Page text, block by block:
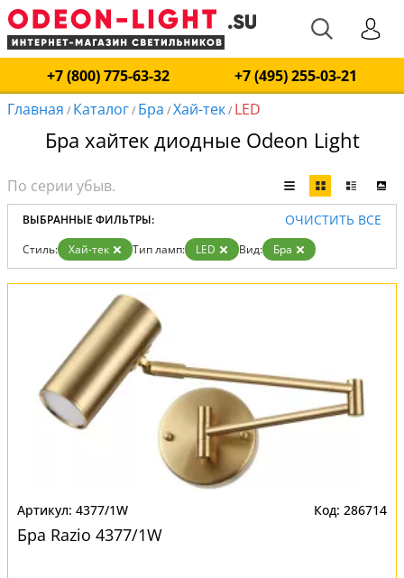
+7 (800) 775-63-32
+7 (495) 255-03-21
Главная / Каталог/ Бра /Хай-тек/ LED
Бра хайтек диодные Odeon Light
ВЫБРАННЫЕ ФИЛЬТРЫ: ОЧИСТИТЬ ВСЕ
Стиль: Хай-тек Тип ламп: LED Вид: Бра
4377/1W 286714
Бра Razio 4377/1W